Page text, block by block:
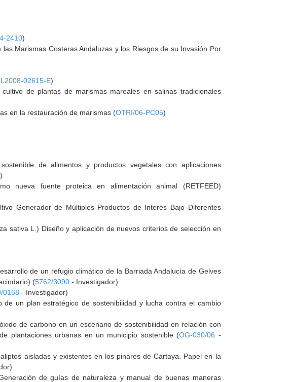
2410)
Marismas Costeras Andaluzas y los Riesgos de su Invasión Por
02615-E)
de plantas de marismas mareales en salinas tradicionales
en la restauración de marismas (OTRI/06-PC05)
de alimentos y productos vegetales con aplicaciones
nueva fuente proteica en alimentación animal (RETFEED)
Generador de Múltiples Productos de Interés Bajo Diferentes
sativa L.) Diseño y aplicación de nuevos criterios de selección en
de un refugio climático de la Barriada Andalucía de Gelves
(5762/3090 - Investigador)
0168 - Investigador)
un plan estratégico de sostenibilidad y lucha contra el cambio
de carbono en un escenario de sostenibilidad en relación con
plantaciones urbanas en un municipio sostenible (OG-030/06 -
aisladas y existentes en los pinares de Cartaya. Papel en la
de guías de naturaleza y manual de buenas maneras